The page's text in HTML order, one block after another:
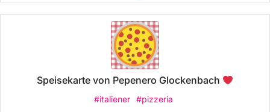
Speisekarte von Pepenero Glockenbach
#italiener #pizzeria